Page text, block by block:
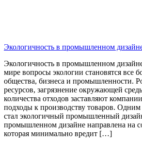
Экологичность в промышленном
Экологичность в промышленном
мире вопросы экологии становятся все
общества, бизнеса и промышленности.
ресурсов, загрязнение окружающей
количества отходов заставляют
подходы к производству товаров. Одним
стал экологичный промышленный
промышленном дизайне направлена на
которая минимально вредит […]